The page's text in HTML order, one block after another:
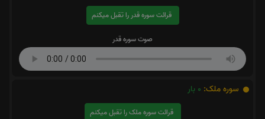
قرائت سوره قدر را تقبل میکنم
صوت سوره قدر
سوره ملک: 0 بار
قرائت سوره ملک را تقبل میکنم